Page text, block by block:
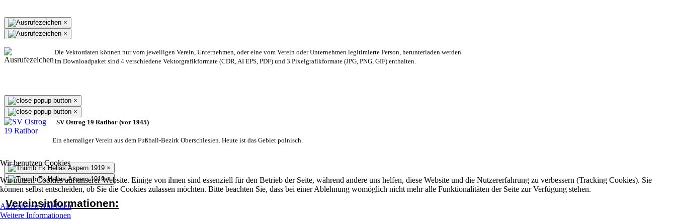
Wir benutzen Cookies
Wir nutzen Cookies auf unserer Website. Einige von ihnen sind essenziell für den Betrieb der Seite, während andere uns helfen, diese Website und die Nutzererfahrung zu verbessern (Tracking Cookies). Sie
können selbst entscheiden, ob Sie die Cookies zulassen möchten. Bitte beachten Sie, dass bei einer Ablehnung womöglich nicht mehr alle Funktionalitäten der Seite zur Verfügung stehen.
AkzeptierenAblehnen
Weitere Informationen
×
×
Die Vektordaten können nur vom jeweiligen Verein, Unternehmen, oder eine vom Verein oder Unternehmen legitimierte Person, herunterladen werden.
Im Downloadpaket sind 4 verschiedene Vektorgrafikformate (CDR, AI EPS, PDF) und 3 Pixelgrafikformate (JPG, PNG, GIF) enthalten.
×
×
SV Ostrog 19 Ratibor (vor 1945)
Ein ehemaliger Verein aus dem Fußball-Bezirk Oberschlesien. Heute ist das Gebiet polnisch.
×
×
Vereinsinformationen: